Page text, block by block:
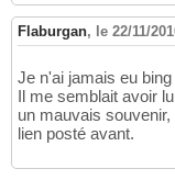
Flaburgan, le 22/11/
Je n'ai jamais eu
Il me semblait avoir
un mauvais
lien posté avant.